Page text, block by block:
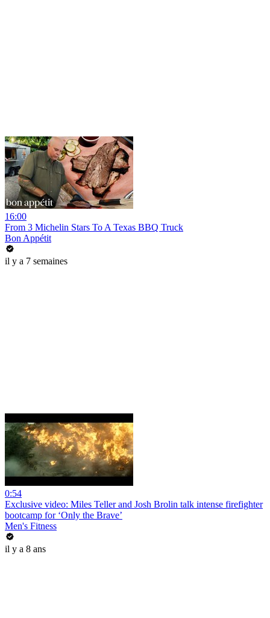
16:00
From 3 Michelin Stars To A Texas BBQ Truck
Bon Appétit
il y a 7 semaines
0:54
Exclusive video: Miles Teller and Josh Brolin talk intense firefighter
bootcamp for ‘Only the Brave’
Men's Fitness
il y a 8 ans